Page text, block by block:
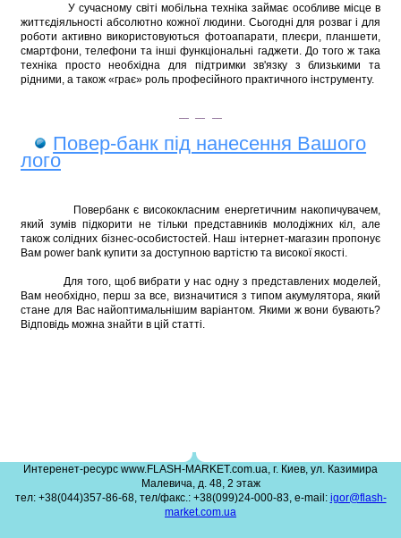
У сучасному світі мобільна техніка займає особливе місце в
життєдіяльності абсолютно кожної людини. Сьогодні для розваг і для
роботи активно використовуються фотоапарати, плеєри, планшети,
смартфони, телефони та інші функціональні гаджети. До того ж така
техніка просто необхідна для підтримки зв'язку з близькими та
рідними, а також «грає» роль професійного практичного інструменту.
Повер-банк під нанесення Вашого
лого
Повербанк є висококласним енергетичним накопичувачем,
який зумів підкорити не тільки представників молодіжних кіл, але
також солідних бізнес-особистостей. Наш інтернет-магазин пропонує
Вам power bank купити за доступною вартістю та високої якості.
Для того, щоб вибрати у нас одну з представлених моделей,
Вам необхідно, перш за все, визначитися з типом акумулятора, який
стане для Вас найоптимальнішим варіантом. Якими ж вони бувають?
Відповідь можна знайти в цій статті.
Интеренет-ресурс www.FLASH-MARKET.com.ua, г. Киев, ул. Казимира
Малевича, д. 48, 2 этаж
тел: +38(044)357-86-68, тел/факс.: +38(099)24-000-83, e-mail: igor@flash-
market.com.ua